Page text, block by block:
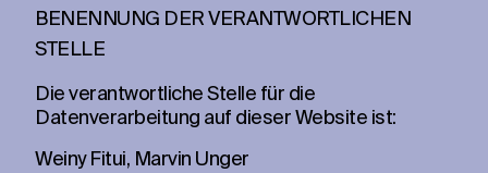
BENENNUNG DER VERANTWORTLICHEN
STELLE
Die verantwortliche Stelle für die
Datenverarbeitung auf dieser Website ist:
Weiny Fitui, Marvin Unger